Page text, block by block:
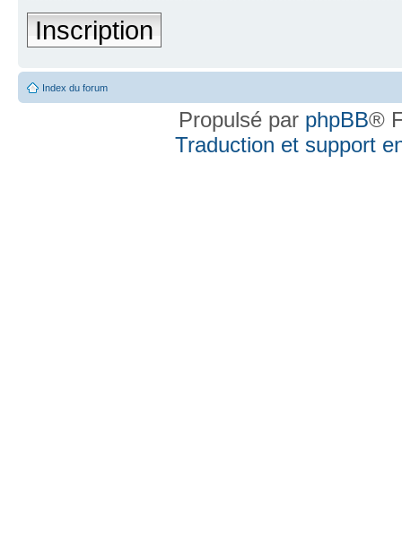
Inscription
Index du forum
Propulsé par phpBB®
Traduction et support